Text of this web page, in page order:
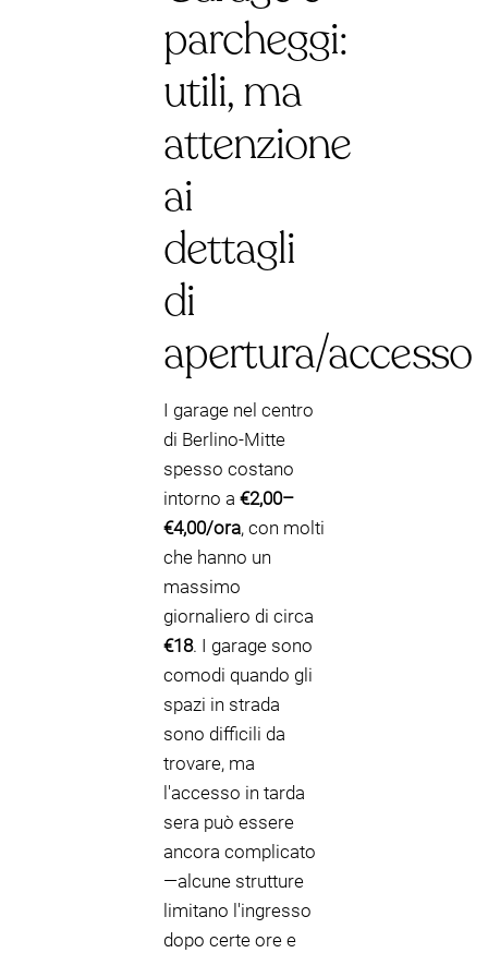
parcheggi:
utili, ma
attenzione
ai
dettagli
di
apertura/accesso
I garage nel centro
di Berlino-Mitte
spesso costano
intorno a €2,00–
€4,00/ora, con molti
che hanno un
massimo
giornaliero di circa
€18. I garage sono
comodi quando gli
spazi in strada
sono difficili da
trovare, ma
l'accesso in tarda
sera può essere
ancora complicato
—alcune strutture
limitano l'ingresso
dopo certe ore e